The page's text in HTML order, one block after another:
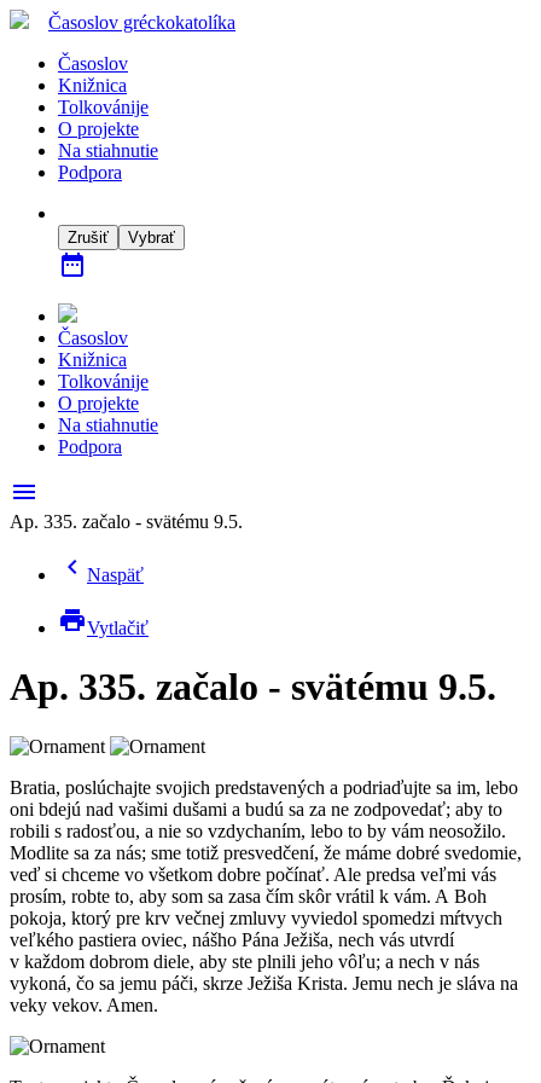
Časoslov gréckokatolíka
Časoslov
Knižnica
Tolkovánije
O projekte
Na stiahnutie
Podpora
Zrušiť Vybrať
date_range
Časoslov
Knižnica
Tolkovánije
O projekte
Na stiahnutie
Podpora
menu
Ap. 335. začalo - svätému 9.5.
chevron_left Naspäť
printVytlačiť
Ap. 335. začalo - svätému 9.5.
Bratia, poslúchajte svojich predstavených a podriaďujte sa im, lebo
oni bdejú nad vašimi dušami a budú sa za ne zodpovedať; aby to
robili s radosťou, a nie so vzdychaním, lebo to by vám neosožilo.
Modlite sa za nás; sme totiž presvedčení, že máme dobré svedomie,
veď si chceme vo všetkom dobre počínať. Ale predsa veľmi vás
prosím, robte to, aby som sa zasa čím skôr vrátil k vám. A Boh
pokoja, ktorý pre krv večnej zmluvy vyviedol spomedzi mŕtvych
veľkého pastiera oviec, nášho Pána Ježiša, nech vás utvrdí
v každom dobrom diele, aby ste plnili jeho vôľu; a nech v nás
vykoná, čo sa jemu páči, skrze Ježiša Krista. Jemu nech je sláva na
veky vekov. Amen.